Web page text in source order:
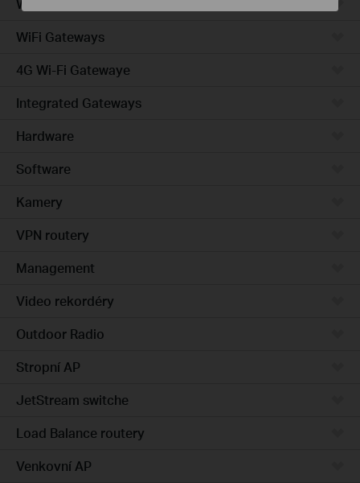
Wired Gateways
WiFi Gateways
4G Wi-Fi Gatewaye
Integrated Gateways
Hardware
Software
Kamery
VPN routery
Management
Video rekordéry
Outdoor Radio
Stropní AP
JetStream switche
Load Balance routery
Venkovní AP